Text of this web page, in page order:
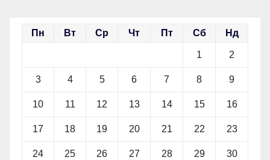
Пн Вт Ср Чт Пт Сб Нд
1 2
3 4 5 6 7 8 9
10 11 12 13 14 15 16
17 18 19 20 21 22 23
24 25 26 27 28 29 30